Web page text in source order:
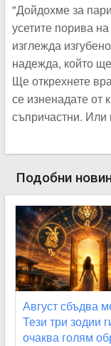
"Дойдохме за
усетите порива
изглежда
надежда, който
Ще открехнете
се изненадате от
съпричастни. Или
Подобни
Август сбъдва
Тези три зодии
очаква голям